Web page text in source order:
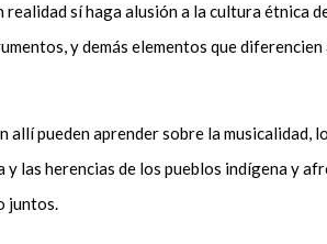
sí haga alusión a la cultura étnica
y demás elementos que diferencien
allí pueden aprender sobre la musicalidad,
las herencias de los pueblos indígena y
juntos.